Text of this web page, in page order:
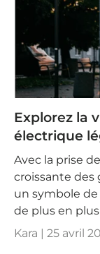
Explorez la
électrique
Avec la prise
croissante des
un symbole de
de plus en
Kara | 25 avril